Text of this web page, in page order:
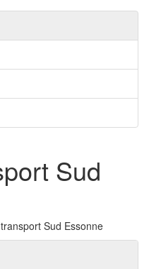
Sud
Sud Essonne